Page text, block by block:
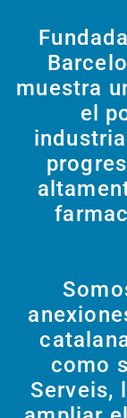
muestra
el
como
Serveis,